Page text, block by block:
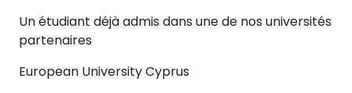
Un étudiant déjà admis dans une de nos universités
partenaires
European University Cyprus